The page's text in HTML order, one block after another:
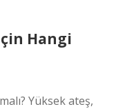
Hangi
Yüksek ateş,